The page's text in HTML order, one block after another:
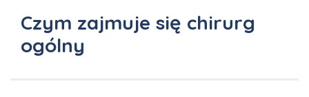
Czym zajmuje się chirurg
ogólny